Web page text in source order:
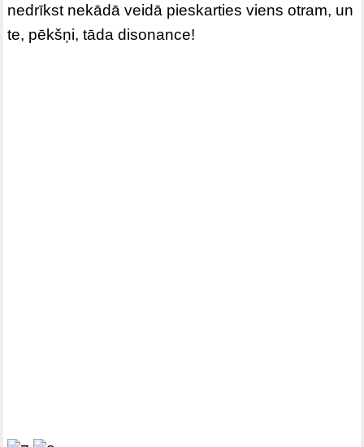
nedrīkst nekādā veidā pieskarties viens otram, un
te, pēkšņi, tāda disonance!